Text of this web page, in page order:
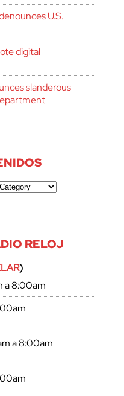
U.S.
digital
slanderous
RELOJ
)
a 8:00am
a 8:00am